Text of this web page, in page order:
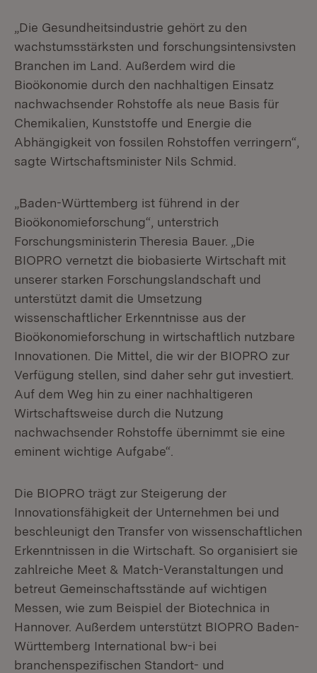
„Die Gesundheitsindustrie gehört zu den
wachstumsstärksten und forschungsintensivsten
Branchen im Land. Außerdem wird die
Bioökonomie durch den nachhaltigen Einsatz
nachwachsender Rohstoffe als neue Basis für
Chemikalien, Kunststoffe und Energie die
Abhängigkeit von fossilen Rohstoffen verringern“,
sagte Wirtschaftsminister Nils Schmid.
„Baden-Württemberg ist führend in der
Bioökonomieforschung“, unterstrich
Forschungsministerin Theresia Bauer. „Die
BIOPRO vernetzt die biobasierte Wirtschaft mit
unserer starken Forschungslandschaft und
unterstützt damit die Umsetzung
wissenschaftlicher Erkenntnisse aus der
Bioökonomieforschung in wirtschaftlich nutzbare
Innovationen. Die Mittel, die wir der BIOPRO zur
Verfügung stellen, sind daher sehr gut investiert.
Auf dem Weg hin zu einer nachhaltigeren
Wirtschaftsweise durch die Nutzung
nachwachsender Rohstoffe übernimmt sie eine
eminent wichtige Aufgabe“.
Die BIOPRO trägt zur Steigerung der
Innovationsfähigkeit der Unternehmen bei und
beschleunigt den Transfer von wissenschaftlichen
Erkenntnissen in die Wirtschaft. So organisiert sie
zahlreiche Meet & Match-Veranstaltungen und
betreut Gemeinschaftsstände auf wichtigen
Messen, wie zum Beispiel der Biotechnica in
Hannover. Außerdem unterstützt BIOPRO Baden-
Württemberg International bw-i bei
branchenspezifischen Standort- und